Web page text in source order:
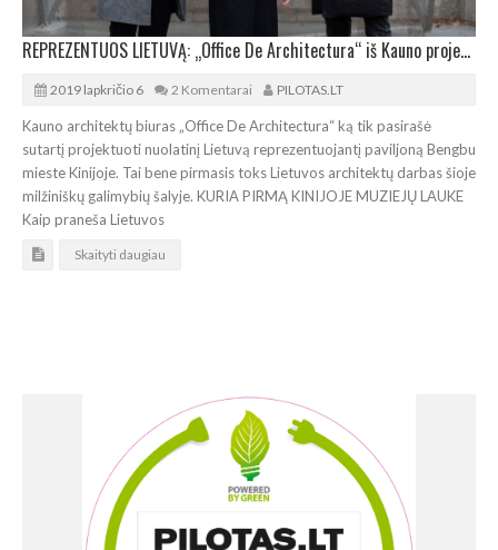
REPREZENTUOS LIETUVĄ: „Office De Architectura“ iš Kauno projektuos paviljoną Kinijoje
2019 lapkričio 6 2 Komentarai PILOTAS.LT
Kauno architektų biuras „Office De Architectura“ ką tik pasirašė
sutartį projektuoti nuolatinį Lietuvą reprezentuojantį paviljoną Bengbu
mieste Kinijoje. Tai bene pirmasis toks Lietuvos architektų darbas šioje
milžiniškų galimybių šalyje. KURIA PIRMĄ KINIJOJE MUZIEJŲ LAUKE
Kaip praneša Lietuvos
Skaityti daugiau